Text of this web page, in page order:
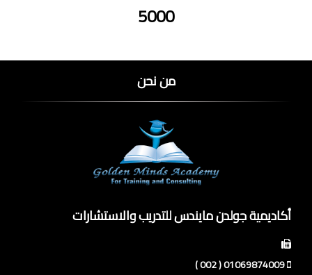
5000
من نحن
أكاديمية جولدن مايندس للتدريب والاستشارات